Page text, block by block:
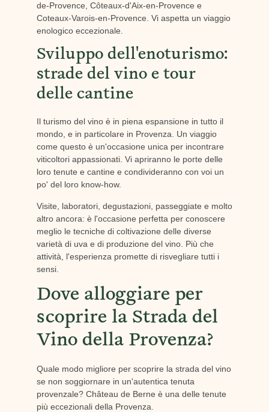
de-Provence, Côteaux-d'Aix-en-Provence e
Coteaux-Varois-en-Provence. Vi aspetta un viaggio
enologico eccezionale.
Sviluppo dell'enoturismo:
strade del vino e tour
delle cantine
Il turismo del vino è in piena espansione in tutto il
mondo, e in particolare in Provenza. Un viaggio
come questo è un'occasione unica per incontrare
viticoltori appassionati. Vi apriranno le porte delle
loro tenute e cantine e condivideranno con voi un
po' del loro know-how.
Visite, laboratori, degustazioni, passeggiate e molto
altro ancora: è l'occasione perfetta per conoscere
meglio le tecniche di coltivazione delle diverse
varietà di uva e di produzione del vino. Più che
attività, l'esperienza promette di risvegliare tutti i
sensi.
Dove alloggiare per
scoprire la Strada del
Vino della Provenza?
Quale modo migliore per scoprire la strada del vino
se non soggiornare in un'autentica tenuta
provenzale? Château de Berne è una delle tenute
più eccezionali della Provenza.